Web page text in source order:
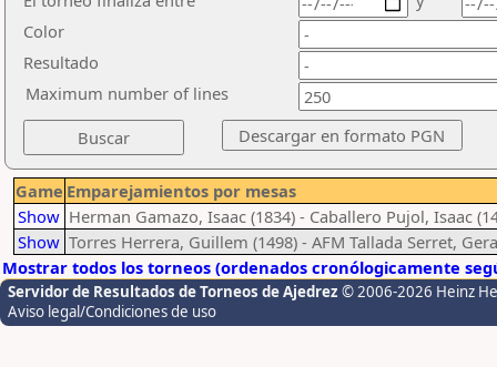
Color
Resultado
Maximum number of lines
Game Emparejamientos por mesas
Show Herman Gamazo, Isaac (1834) - Caballero Pujol, Isaac
Show Torres Herrera, Guillem (1498) - AFM Tallada Serret,
Mostrar todos los torneos (ordenados cronólogicamente
Servidor de Resultados de Torneos de Ajedrez © 2006-2026 Heinz
Aviso legal/Condiciones de uso